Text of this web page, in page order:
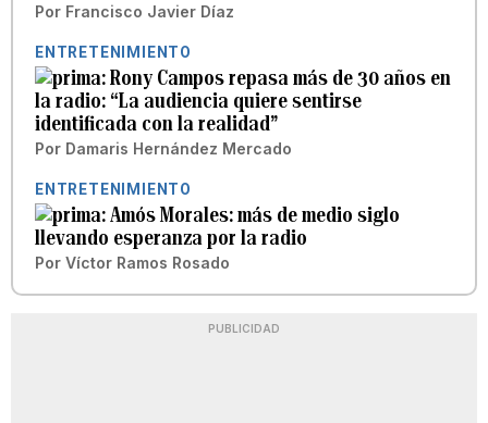
Por Francisco Javier Díaz
ENTRETENIMIENTO
Rony Campos repasa más de 30 años en
la radio: “La audiencia quiere sentirse
identificada con la realidad”
Por Damaris Hernández Mercado
ENTRETENIMIENTO
Amós Morales: más de medio siglo
llevando esperanza por la radio
Por Víctor Ramos Rosado
PUBLICIDAD